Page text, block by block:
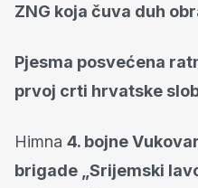
ZNG koja čuva duh
Pjesma posvećena
prvoj crti hrvatske
Himna 4. bojne
brigade „Srijemski